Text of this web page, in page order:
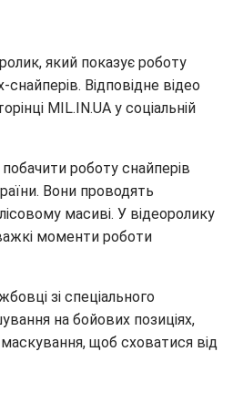
який показує роботу
снайперів. Відповідне відео
MIL.IN.UA у соціальній
роботу снайперів
Вони проводять
масиві. У відеоролику
моменти роботи
зі спеціального
на бойових позиціях,
щоб сховатися від